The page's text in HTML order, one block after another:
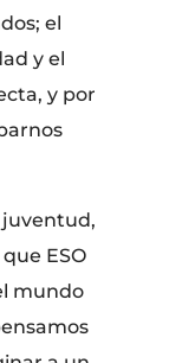
el
y el
y por
juventud,
ESO
mundo